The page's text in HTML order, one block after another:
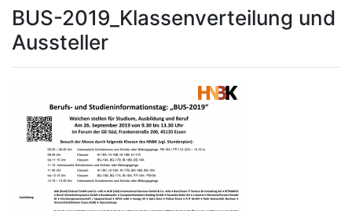
BUS-2019_Klassenverteilung und
Aussteller